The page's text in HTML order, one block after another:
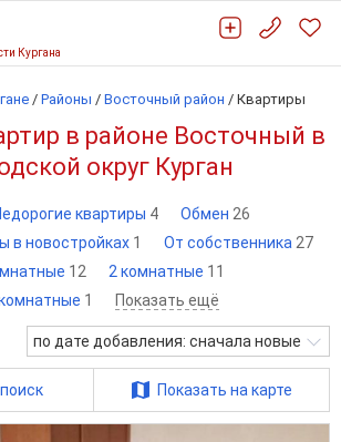
Кургана
/ Районы / Восточный район / Квартиры
в районе Восточный в
округ Курган
квартиры 4 Обмен 26
в новостройках 1 От собственника 27
12 2 комнатные 11
1 Показать ещё
по дате добавления: сначала новые
Показать на карте